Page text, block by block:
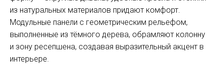
из натуральных материалов придают комфорт.
Модульные панели с геометрическим рельефом,
выполненные из тёмного дерева, обрамляют колонну
и зону ресепшена, создавая выразительный акцент в
интерьере.